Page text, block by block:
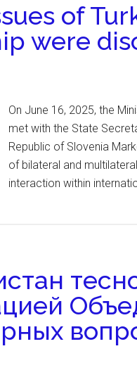
of
were
On June 16, 2025, the
met with the State
Republic of Slovenia
of bilateral and
interaction within